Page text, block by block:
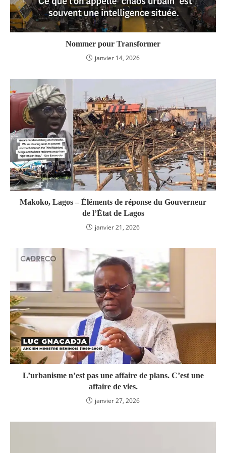
Nommer pour Transformer
janvier 14, 2026
Makoko, Lagos – Éléments de réponse du Gouverneur
de l’État de Lagos
janvier 21, 2026
L’urbanisme n’est pas une affaire de plans. C’est une
affaire de vies.
janvier 27, 2026